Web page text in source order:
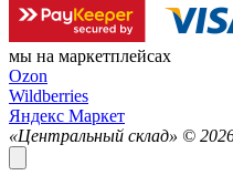
мы на маркетплейсах
Ozon
Wildberries
Яндекс Маркет
«Центральный склад» ©